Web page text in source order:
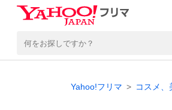
Yahoo!フリマ コスメ、